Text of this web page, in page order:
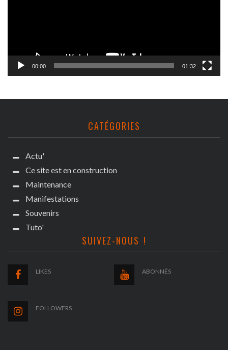
00:00 01:32
CATÉGORIES
Actu'
Ce site est en construction
Maintenance
Manifestations
Souvenirs
Tuto'
SUIVEZ-NOUS !
LIKES ABONNÉS
FOLLOWERS